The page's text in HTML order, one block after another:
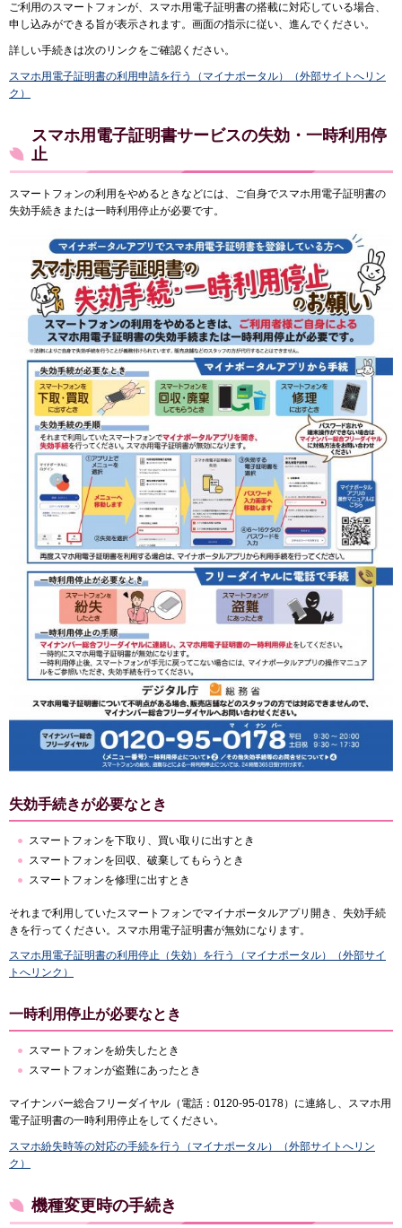
ご利用のスマートフォンが、スマホ用電子証明書の搭載に対応している場合、
申し込みができる旨が表示されます。画面の指示に従い、進んでください。
詳しい手続きは次のリンクをご確認ください。
スマホ用電子証明書の利用申請を行う（マイナポータル）（外部サイトへリン
ク）
スマホ用電子証明書サービスの失効・一時利用停
止
スマートフォンの利用をやめるときなどには、ご自身でスマホ用電子証明書の
失効手続きまたは一時利用停止が必要です。
失効手続きが必要なとき
スマートフォンを下取り、買い取りに出すとき
スマートフォンを回収、破棄してもらうとき
スマートフォンを修理に出すとき
それまで利用していたスマートフォンでマイナポータルアプリ開き、失効手続
きを行ってください。スマホ用電子証明書が無効になります。
スマホ用電子証明書の利用停止（失効）を行う（マイナポータル）（外部サイ
トへリンク）
一時利用停止が必要なとき
スマートフォンを紛失したとき
スマートフォンが盗難にあったとき
マイナンバー総合フリーダイヤル（電話：0120-95-0178）に連絡し、スマホ用
電子証明書の一時利用停止をしてください。
スマホ紛失時等の対応の手続を行う（マイナポータル）（外部サイトへリン
ク）
機種変更時の手続き